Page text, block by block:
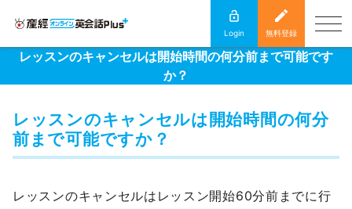
Login 無料登録
レッスンのキャンセルは開始時間の何分前まで可能です
か？
レッスンのキャンセルは開始時間の何分
前まで可能ですか？
レッスンのキャンセルはレッスン開始60分前までに行